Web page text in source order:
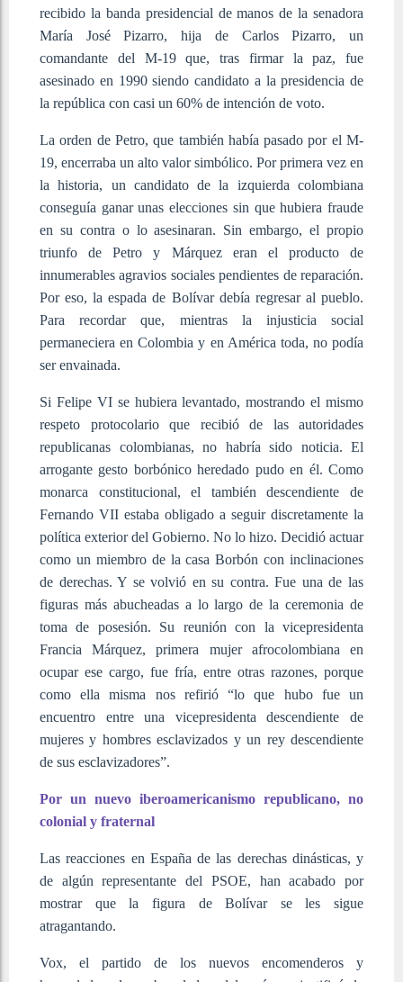
recibido la banda presidencial de manos de la senadora
María José Pizarro, hija de Carlos Pizarro, un
comandante del M-19 que, tras firmar la paz, fue
asesinado en 1990 siendo candidato a la presidencia de
la república con casi un 60% de intención de voto.
La orden de Petro, que también había pasado por el M-
19, encerraba un alto valor simbólico. Por primera vez en
la historia, un candidato de la izquierda colombiana
conseguía ganar unas elecciones sin que hubiera fraude
en su contra o lo asesinaran. Sin embargo, el propio
triunfo de Petro y Márquez eran el producto de
innumerables agravios sociales pendientes de reparación.
Por eso, la espada de Bolívar debía regresar al pueblo.
Para recordar que, mientras la injusticia social
permaneciera en Colombia y en América toda, no podía
ser envainada.
Si Felipe VI se hubiera levantado, mostrando el mismo
respeto protocolario que recibió de las autoridades
republicanas colombianas, no habría sido noticia. El
arrogante gesto borbónico heredado pudo en él. Como
monarca constitucional, el también descendiente de
Fernando VII estaba obligado a seguir discretamente la
política exterior del Gobierno. No lo hizo. Decidió actuar
como un miembro de la casa Borbón con inclinaciones
de derechas. Y se volvió en su contra. Fue una de las
figuras más abucheadas a lo largo de la ceremonia de
toma de posesión. Su reunión con la vicepresidenta
Francia Márquez, primera mujer afrocolombiana en
ocupar ese cargo, fue fría, entre otras razones, porque
como ella misma nos refirió “lo que hubo fue un
encuentro entre una vicepresidenta descendiente de
mujeres y hombres esclavizados y un rey descendiente
de sus esclavizadores”.
Por un nuevo iberoamericanismo republicano, no
colonial y fraternal
Las reacciones en España de las derechas dinásticas, y
de algún representante del PSOE, han acabado por
mostrar que la figura de Bolívar se les sigue
atragantando.
Vox, el partido de los nuevos encomenderos y